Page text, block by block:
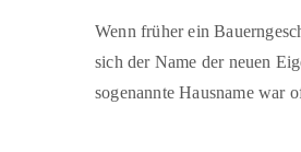
Wenn früher ein
sich der Name der neuen
sogenannte Hausname war